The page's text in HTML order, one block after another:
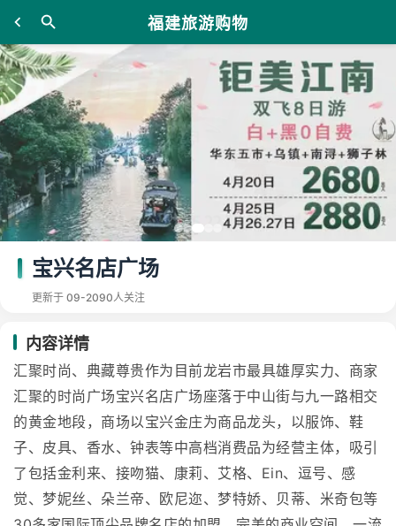
福建旅游购物
宝兴名店广场
更新于 09-2090人关注
内容详情
汇聚时尚、典藏尊贵作为目前龙岩市最具雄厚实力、商家
汇聚的时尚广场宝兴名店广场座落于中山街与九一路相交
的黄金地段，商场以宝兴金庄为商品龙头，以服饰、鞋
子、皮具、香水、钟表等中高档消费品为经营主体，吸引
了包括金利来、接吻猫、康莉、艾格、Ein、逗号、感
觉、梦妮丝、朵兰帝、欧尼迩、梦特娇、贝蒂、米奇包等